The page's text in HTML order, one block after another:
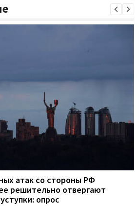
атак со стороны РФ
решительно отвергают
опрос